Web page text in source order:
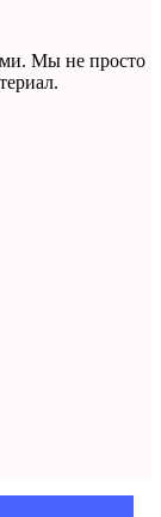
Мы не просто